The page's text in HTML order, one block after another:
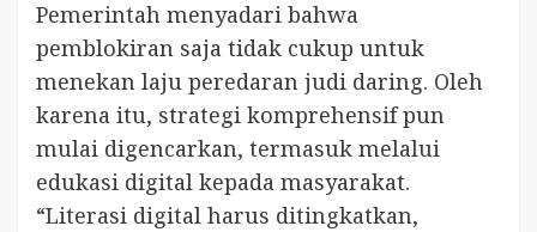
Pemerintah menyadari bahwa
pemblokiran saja tidak cukup untuk
menekan laju peredaran judi daring. Oleh
karena itu, strategi komprehensif pun
mulai digencarkan, termasuk melalui
edukasi digital kepada masyarakat.
“Literasi digital harus ditingkatkan,